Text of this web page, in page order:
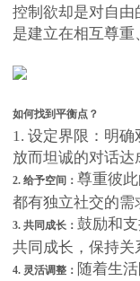
控制欲却是对自由
是建立在相互尊重
如何找到平衡点？
1. 设定界限：明
放而坦诚的对话达
2. 给予空间： 尊重彼
都有独立社交的需
3. 共同成长： 鼓励和
共同成长，保持关
4. 灵活调整： 随着生